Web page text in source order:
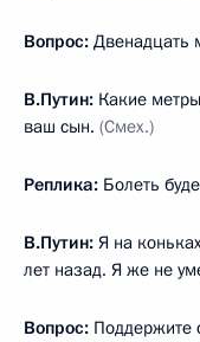
Вопрос: Двенадцать
В.Путин: Какие
ваш сын. (Смех.)
Реплика: Болеть
В.Путин: Я на
лет назад. Я же не
Вопрос: Поддержите